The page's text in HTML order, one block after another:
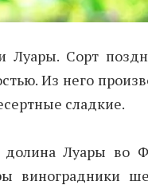
Сорт
Из него
сладкие.
долина Луары во
виноградники